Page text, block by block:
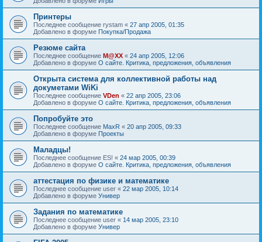
Принтеры
Последнее сообщение rystam « 27 апр 2005, 01:35
Добавлено в форуме Покупка/Продажа
Резюме сайта
Последнее сообщение M@XX « 24 апр 2005, 12:06
Добавлено в форуме О сайте. Критика, предложения, объявления
Открыта система для коллективной работы над
докуметами WiKi
Последнее сообщение VDen « 22 апр 2005, 23:06
Добавлено в форуме О сайте. Критика, предложения, объявления
Попробуйте это
Последнее сообщение MaxR « 20 апр 2005, 09:33
Добавлено в форуме Проекты
Маладцы!
Последнее сообщение ES! « 24 мар 2005, 00:39
Добавлено в форуме О сайте. Критика, предложения, объявления
аттестация по физике и математике
Последнее сообщение user « 22 мар 2005, 10:14
Добавлено в форуме Универ
Задания по математике
Последнее сообщение user « 14 мар 2005, 23:10
Добавлено в форуме Универ